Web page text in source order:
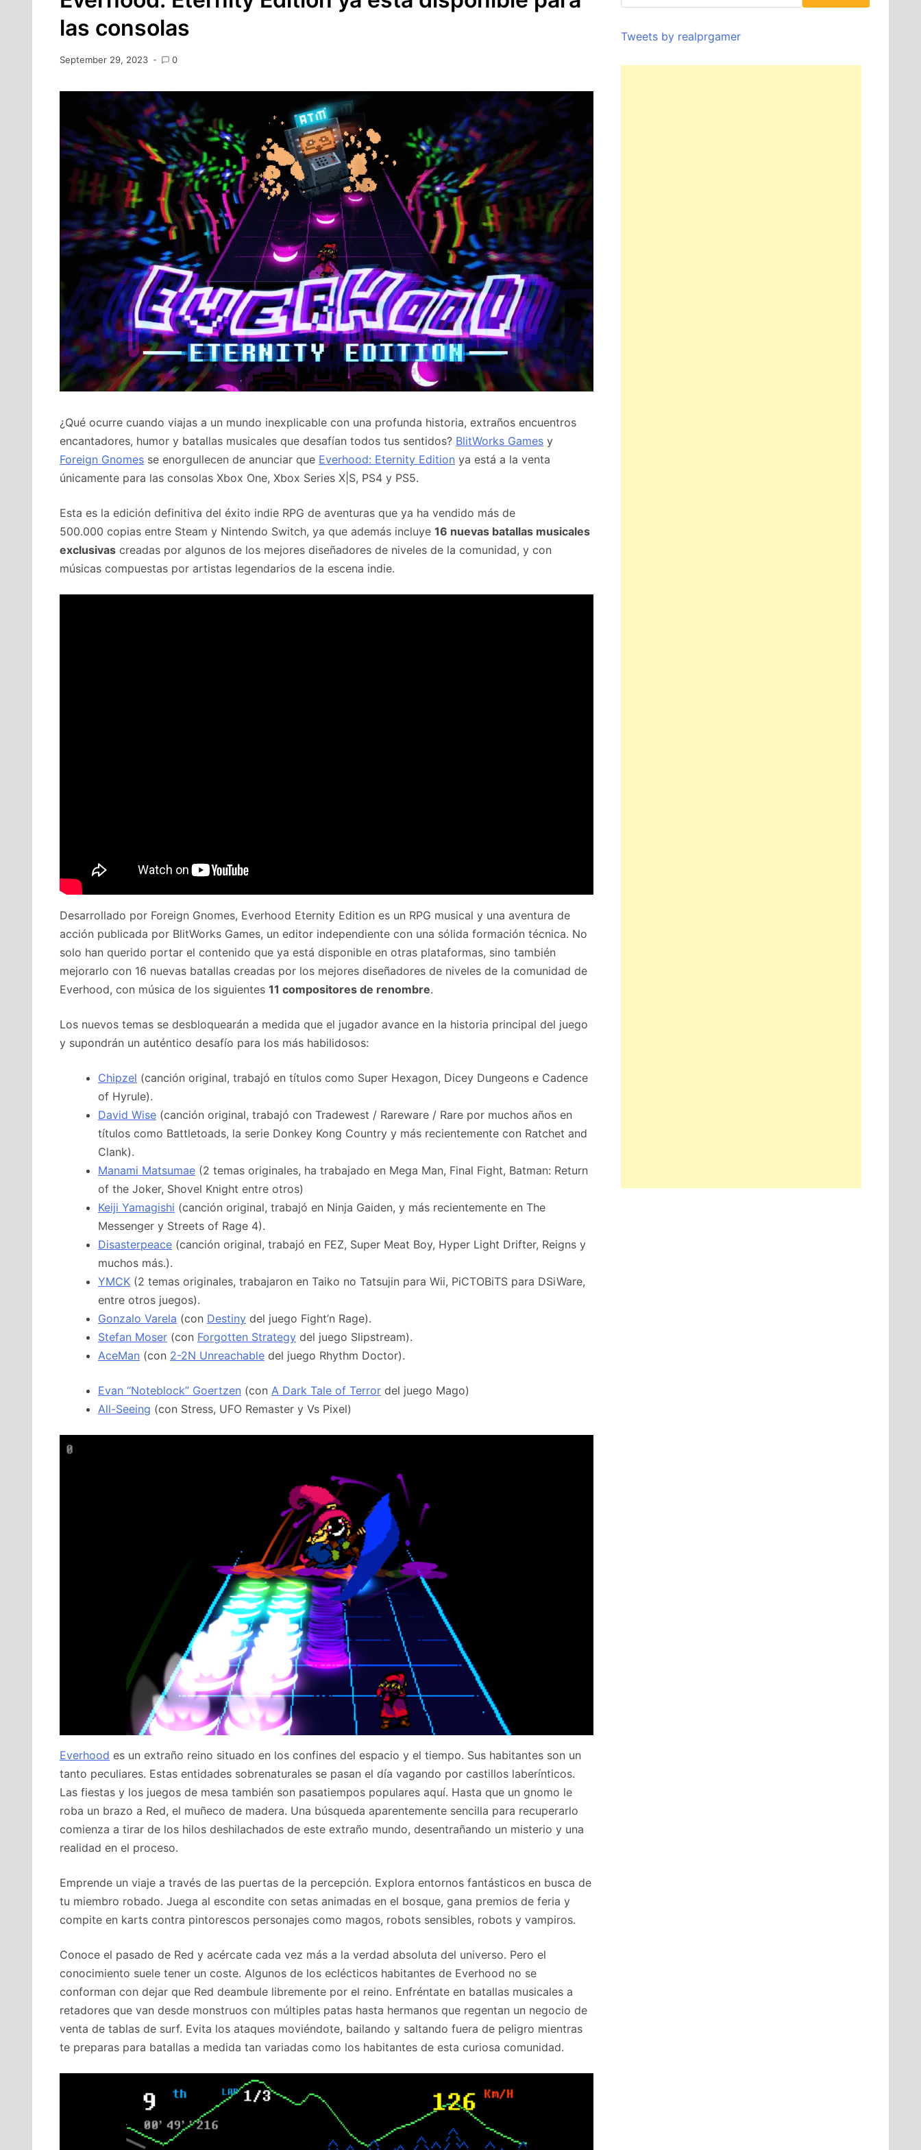
las consolas
September 29, 2023 0
¿Qué ocurre cuando viajas a un mundo inexplicable con una profunda historia, extraños encuentros
encantadores, humor y batallas musicales que desafían todos tus sentidos? BlitWorks Games y
Foreign Gnomes se enorgullecen de anunciar que Everhood: Eternity Edition ya está a la venta
únicamente para las consolas Xbox One, Xbox Series X|S, PS4 y PS5.
Esta es la edición definitiva del éxito indie RPG de aventuras que ya ha vendido más de
500.000 copias entre Steam y Nintendo Switch, ya que además incluye 16 nuevas batallas musicales
exclusivas creadas por algunos de los mejores diseñadores de niveles de la comunidad, y con
músicas compuestas por artistas legendarios de la escena indie.
Desarrollado por Foreign Gnomes, Everhood Eternity Edition es un RPG musical y una aventura de
acción publicada por BlitWorks Games, un editor independiente con una sólida formación técnica. No
solo han querido portar el contenido que ya está disponible en otras plataformas, sino también
mejorarlo con 16 nuevas batallas creadas por los mejores diseñadores de niveles de la comunidad de
Everhood, con música de los siguientes 11 compositores de renombre.
Los nuevos temas se desbloquearán a medida que el jugador avance en la historia principal del juego
y supondrán un auténtico desafío para los más habilidosos:
Chipzel (canción original, trabajó en títulos como Super Hexagon, Dicey Dungeons e Cadence
of Hyrule).
David Wise (canción original, trabajó con Tradewest / Rareware / Rare por muchos años en
títulos como Battletoads, la serie Donkey Kong Country y más recientemente con Ratchet and
Clank).
Manami Matsumae (2 temas originales, ha trabajado en Mega Man, Final Fight, Batman: Return
of the Joker, Shovel Knight entre otros)
Keiji Yamagishi (canción original, trabajó en Ninja Gaiden, y más recientemente en The
Messenger y Streets of Rage 4).
Disasterpeace (canción original, trabajó en FEZ, Super Meat Boy, Hyper Light Drifter, Reigns y
muchos más.).
YMCK (2 temas originales, trabajaron en Taiko no Tatsujin para Wii, PiCTOBiTS para DSiWare,
entre otros juegos).
Gonzalo Varela (con Destiny del juego Fight’n Rage).
Stefan Moser (con Forgotten Strategy del juego Slipstream).
AceMan (con 2-2N Unreachable del juego Rhythm Doctor).
Evan “Noteblock” Goertzen (con A Dark Tale of Terror del juego Mago)
All-Seeing (con Stress, UFO Remaster y Vs Pixel)
Everhood es un extraño reino situado en los confines del espacio y el tiempo. Sus habitantes son un
tanto peculiares. Estas entidades sobrenaturales se pasan el día vagando por castillos laberínticos.
Las fiestas y los juegos de mesa también son pasatiempos populares aquí. Hasta que un gnomo le
roba un brazo a Red, el muñeco de madera. Una búsqueda aparentemente sencilla para recuperarlo
comienza a tirar de los hilos deshilachados de este extraño mundo, desentrañando un misterio y una
realidad en el proceso.
Emprende un viaje a través de las puertas de la percepción. Explora entornos fantásticos en busca de
tu miembro robado. Juega al escondite con setas animadas en el bosque, gana premios de feria y
compite en karts contra pintorescos personajes como magos, robots sensibles, robots y vampiros.
Conoce el pasado de Red y acércate cada vez más a la verdad absoluta del universo. Pero el
conocimiento suele tener un coste. Algunos de los eclécticos habitantes de Everhood no se
conforman con dejar que Red deambule libremente por el reino. Enfréntate en batallas musicales a
retadores que van desde monstruos con múltiples patas hasta hermanos que regentan un negocio de
venta de tablas de surf. Evita los ataques moviéndote, bailando y saltando fuera de peligro mientras
te preparas para batallas a medida tan variadas como los habitantes de esta curiosa comunidad.
Tweets by realprgamer